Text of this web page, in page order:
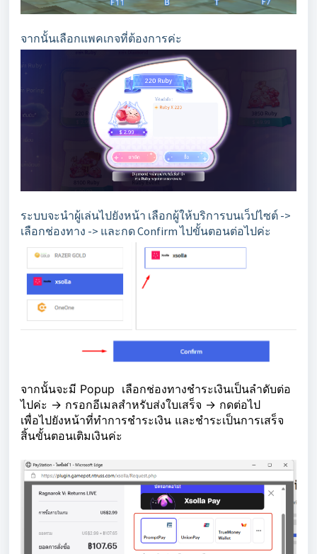
จากนั้นเลือกแพคเกจที่ต้องการค่ะ
ระบบจะนำผู้เล่นไปยังหน้า เลือกผู้ให้บริการบนเว็ปไซต์ ->
เลือกช่องทาง -> และกด Confirm ไปขั้นตอนต่อไปค่ะ
จากนั้นจะมี Popup เลือกช่องทางชำระเงินเป็นลำดับต่อ
ไปค่ะ -> กรอกอีเมลสำหรับส่งใบเสร็จ -> กดต่อไป
เพื่อไปยังหน้าที่ทำการชำระเงิน และชำระเป็นการเสร็จ
สิ้นขั้นตอนเติมเงินค่ะ